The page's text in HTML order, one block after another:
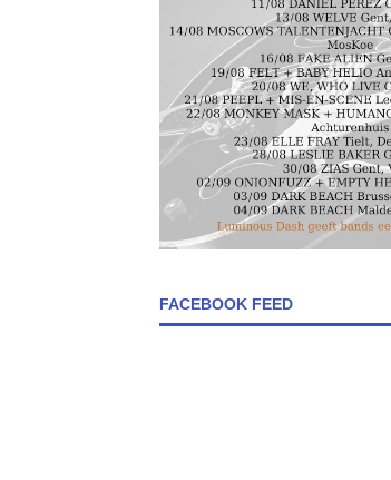
FACEBOOK FEED